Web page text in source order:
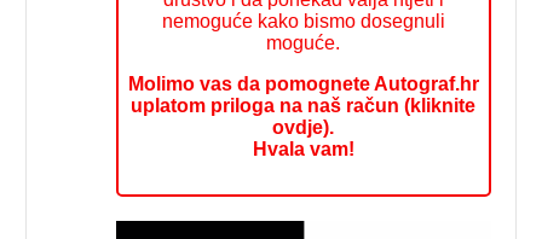
nemoguće kako bismo dosegnuli
moguće.
Molimo vas da pomognete Autograf.hr
uplatom priloga na naš račun (kliknite
ovdje).
Hvala vam!